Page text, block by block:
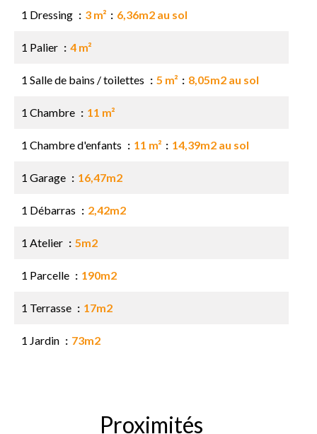
1 Dressing 3 m² 6,36m2 au sol
1 Palier 4 m²
1 Salle de bains / toilettes 5 m² 8,05m2 au sol
1 Chambre 11 m²
1 Chambre d'enfants 11 m² 14,39m2 au sol
1 Garage 16,47m2
1 Débarras 2,42m2
1 Atelier 5m2
1 Parcelle 190m2
1 Terrasse 17m2
1 Jardin 73m2
Proximités